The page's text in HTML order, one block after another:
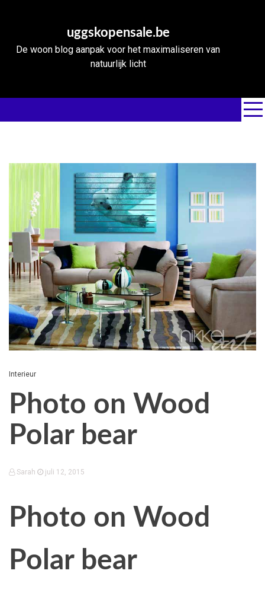
uggskopensale.be
De woon blog aanpak voor het maximaliseren van
natuurlijk licht
Interieur
Photo on Wood
Polar bear
Sarah juli 12, 2015
Photo on Wood
Polar bear